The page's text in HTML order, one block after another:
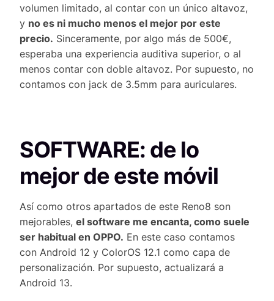
volumen limitado, al contar con un único altavoz,
y no es ni mucho menos el mejor por este
precio. Sinceramente, por algo más de 500€,
esperaba una experiencia auditiva superior, o al
menos contar con doble altavoz. Por supuesto, no
contamos con jack de 3.5mm para auriculares.
SOFTWARE: de lo
mejor de este móvil
Así como otros apartados de este Reno8 son
mejorables, el software me encanta, como suele
ser habitual en OPPO. En este caso contamos
con Android 12 y ColorOS 12.1 como capa de
personalización. Por supuesto, actualizará a
Android 13.